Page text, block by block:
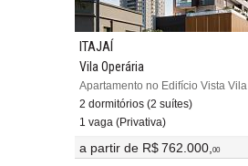
ITAJAÍ
Vila Operária
Apartamento no Edifício Vista Vila
2 dormitórios (2 suítes)
1 vaga (Privativa)
a partir de R$ 762.000,00